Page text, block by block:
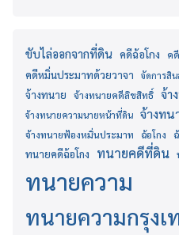
ขับไล่ออกจากที่ดิน คดีฉ้อโกง ค
คดีหมิ่นประมาทด้วยวาจา จัดการสิ
จ้างทนาย จ้างทนายคดีลิขสิทธิ์ จ้า
จ้างทนายความนายหน้าที่ดิน จ้างทน
จ้างทนายฟ้องหมิ่นประมาท ฉ้อโกง
ทนายคดีฉ้อโกง ทนายคดีที่ดิน
ทนายความ
ทนายความกรุง